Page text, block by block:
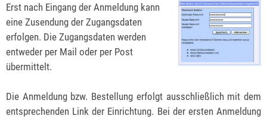
Erst nach Eingang der Anmeldung kann
eine Zusendung der Zugangsdaten
erfolgen. Die Zugangsdaten werden
entweder per Mail oder per Post
übermittelt.
Die Anmeldung bzw. Bestellung erfolgt ausschließlich mit dem
entsprechenden Link der Einrichtung. Bei der ersten Anmeldung